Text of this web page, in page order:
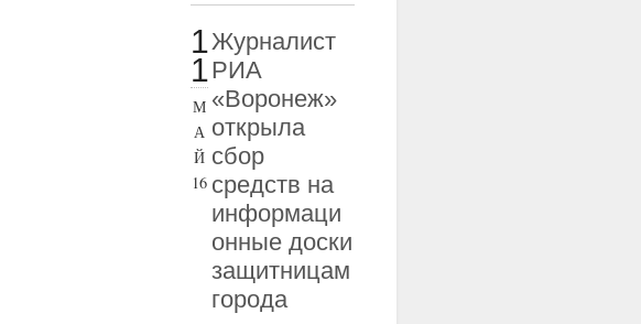
1
1
М
А
Й
16
Журналист
РИА
«Воронеж»
открыла
сбор
средств на
информаци
онные доски
защитницам
города